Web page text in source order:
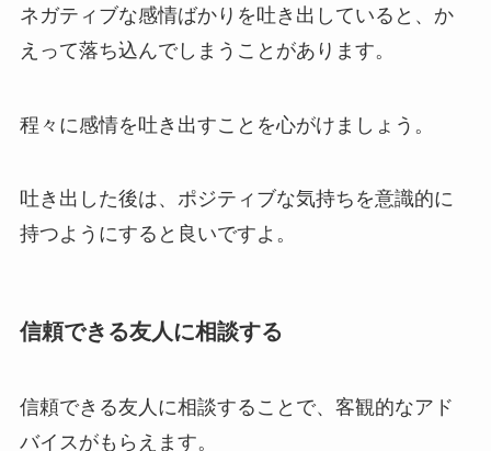
ネガティブな感情ばかりを吐き出していると、か
えって落ち込んでしまうことがあります。
程々に感情を吐き出すことを心がけましょう。
吐き出した後は、ポジティブな気持ちを意識的に
持つようにすると良いですよ。
信頼できる友人に相談する
信頼できる友人に相談することで、客観的なアド
バイスがもらえます。